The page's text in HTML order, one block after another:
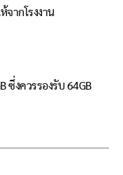
จากโรงงาน
ซึ่งควรรองรับ 64GB